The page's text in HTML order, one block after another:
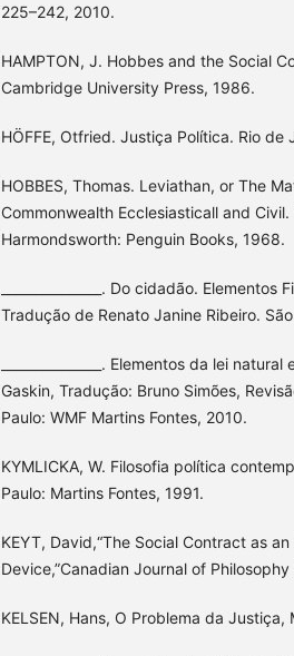
225–242, 2010.
HAMPTON, J. Hobbes and the Social
Cambridge University Press, 1986.
HÖFFE, Otfried. Justiça Política. Rio de
HOBBES, Thomas. Leviathan, or The
Commonwealth Ecclesiasticall and
Harmondsworth: Penguin Books, 1968.
_______________. Do cidadão.
Tradução de Renato Janine Ribeiro.
_______________. Elementos da lei
Gaskin, Tradução: Bruno Simões,
Paulo: WMF Martins Fontes, 2010.
KYMLICKA, W. Filosofia política
Paulo: Martins Fontes, 1991.
KEYT, David,“The Social Contract as
Device,”Canadian Journal of
KELSEN, Hans, O Problema da